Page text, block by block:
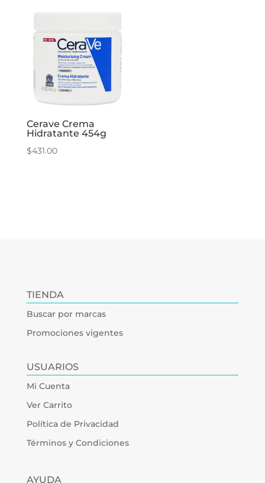
Cerave Crema
Hidratante 454g
$431.00
TIENDA
Buscar por marcas
Promociones vigentes
USUARIOS
Mi Cuenta
Ver Carrito
Política de Privacidad
Términos y Condiciones
AYUDA